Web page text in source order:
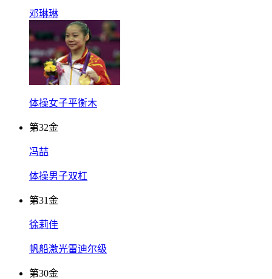
邓琳琳
体操女子平衡木
第32金
冯喆
体操男子双杠
第31金
徐莉佳
帆船激光雷迪尔级
第30金